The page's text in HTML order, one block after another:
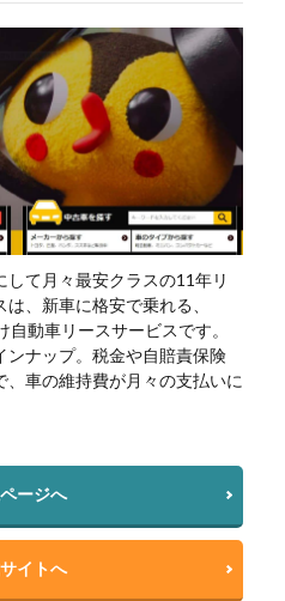
て月々最安クラスの11年リ
、新車に格安で乗れる、
動車リースサービスです。
ンナップ。税金や自賠責保険
車の維持費が月々の支払いに
ージへ
イトへ